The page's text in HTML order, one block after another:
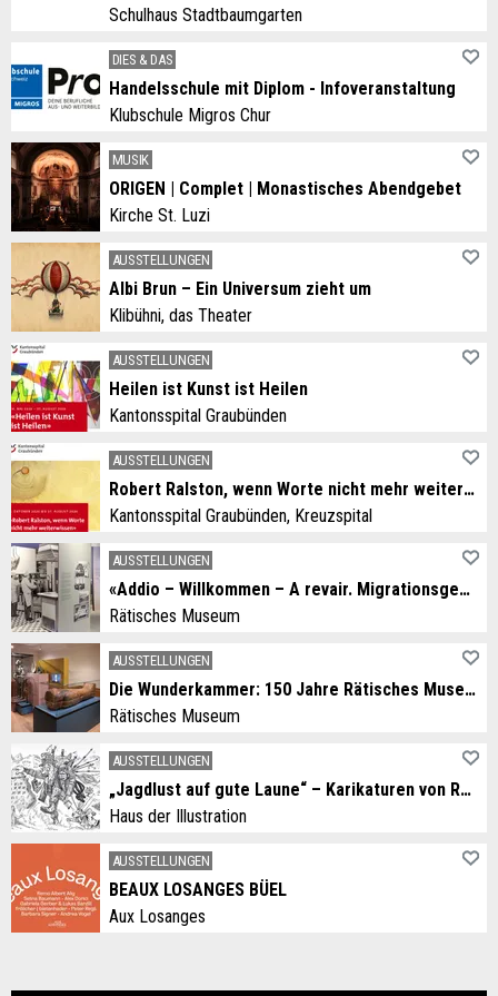
Schulhaus Stadtbaumgarten
DIES & DAS
Handelsschule mit Diplom - Infoveranstaltung
Klubschule Migros Chur
MUSIK
ORIGEN | Complet | Monastisches Abendgebet
Kirche St. Luzi
AUSSTELLUNGEN
Albi Brun – Ein Universum zieht um
Klibühni, das Theater
AUSSTELLUNGEN
Heilen ist Kunst ist Heilen
Kantonsspital Graubünden
AUSSTELLUNGEN
Robert Ralston, wenn Worte nicht mehr weiterwissen
Kantonsspital Graubünden, Kreuzspital
AUSSTELLUNGEN
«Addio – Willkommen – A revair. Migrationsgeschichten aus dem Grandhotel Alpen»
Rätisches Museum
AUSSTELLUNGEN
Die Wunderkammer: 150 Jahre Rätisches Museum
Rätisches Museum
AUSSTELLUNGEN
„Jagdlust auf gute Laune“ – Karikaturen von Rolf Giger
Haus der Illustration
AUSSTELLUNGEN
BEAUX LOSANGES BÜEL
Aux Losanges